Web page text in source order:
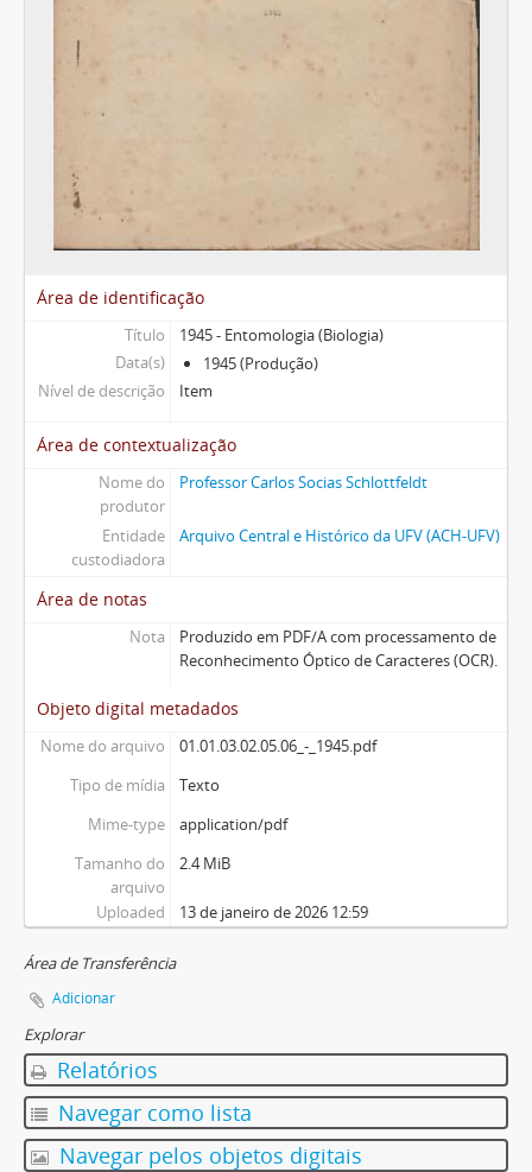
Área de identificação
Título
1945 - Entomologia (Biologia)
Data(s)
1945 (Produção)
Nível de descrição
Item
Área de contextualização
Nome do
produtor
Professor Carlos Socias Schlottfeldt
Entidade
custodiadora
Arquivo Central e Histórico da UFV (ACH-UFV)
Área de notas
Nota
Produzido em PDF/A com processamento de
Reconhecimento Óptico de Caracteres (OCR).
Objeto digital metadados
Nome do arquivo
01.01.03.02.05.06_-_1945.pdf
Tipo de mídia
Texto
Mime-type
application/pdf
Tamanho do
arquivo
2.4 MiB
Uploaded 13 de janeiro de 2026 12:59
Área de Transferência
Adicionar
Explorar
Relatórios
Navegar como lista
Navegar pelos objetos digitais